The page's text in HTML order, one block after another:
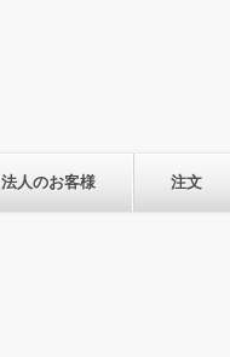
法人のお客様 注文